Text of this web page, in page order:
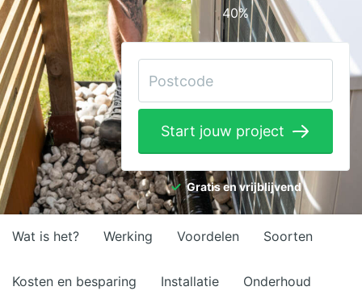
Cv-ketels
Dakwerken
Elektricien
Gevelwerken
Glas
Hekwerken
Hovenier
Loodgieter
40%
Start jouw project
Gratis en vrijblijvend
Wat is het? Werking Voordelen Soorten
Kosten en besparing Installatie Onderhoud